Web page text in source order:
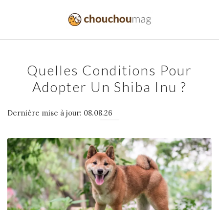
Quelles Conditions Pour
Adopter Un Shiba Inu ?
Dernière mise à jour: 08.08.26